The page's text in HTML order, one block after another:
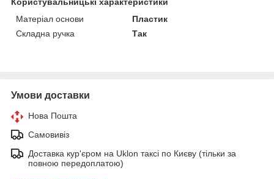
Матеріал основи
Пластик
Складна ручка
Так
Умови доставки
Нова Пошта
Самовивіз
Доставка кур'єром на Uklon таксі по Києву (тільки за
повною передоплатою)